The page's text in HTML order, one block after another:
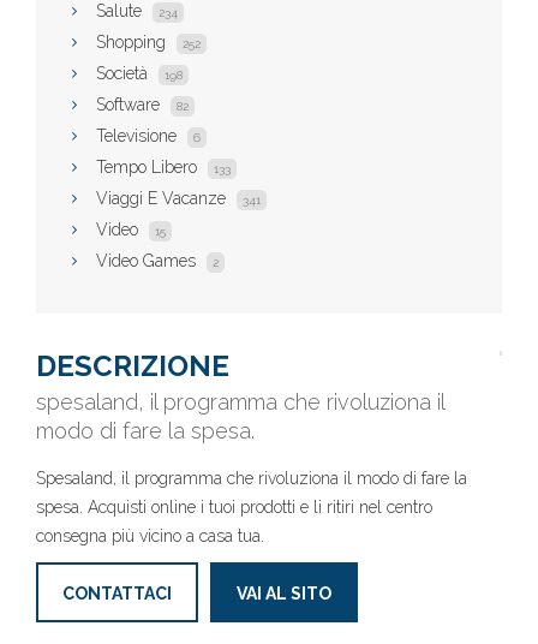
Salute 234
Shopping 252
Società 198
Software 82
Televisione 6
Tempo Libero 133
Viaggi E Vacanze 341
Video 15
Video Games 2
DESCRIZIONE
spesaland, il programma che rivoluziona il
modo di fare la spesa.
Spesaland, il programma che rivoluziona il modo di fare la
spesa. Acquisti online i tuoi prodotti e li ritiri nel centro
consegna più vicino a casa tua.
CONTATTACI VAI AL SITO